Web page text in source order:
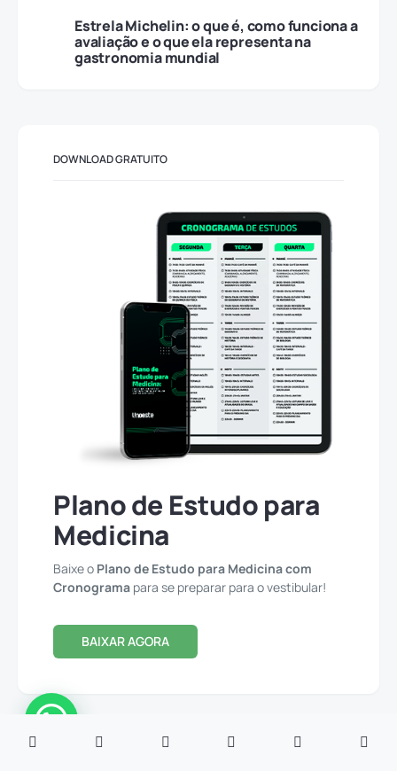
Estrela Michelin: o que é, como funciona a
avaliação e o que ela representa na
gastronomia mundial
DOWNLOAD GRATUITO
Plano de Estudo para
Medicina
Baixe o Plano de Estudo para Medicina com
Cronograma para se preparar para o vestibular!
BAIXAR AGORA
TOP DA SEMANA